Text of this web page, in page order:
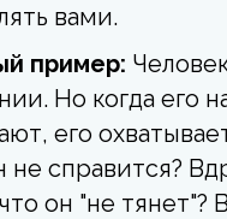
вами.
пример:
Но когда его
его
не справится?
он "не тянет"?